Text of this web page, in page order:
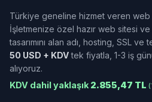
Türkiye geneline hizmet veren web
İşletmenize özel hazır web sitesi
tasarımını alan adı, hosting, SSL ve
50 USD + KDVtek fiyatla, 1-3 iş
alıyoruz.
KDV dahil yaklaşık 2.855,47 TL